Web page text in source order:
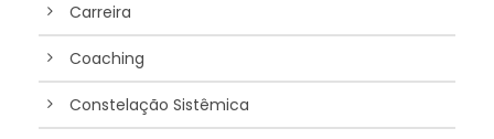
Carreira
Coaching
Constelação Sistêmica